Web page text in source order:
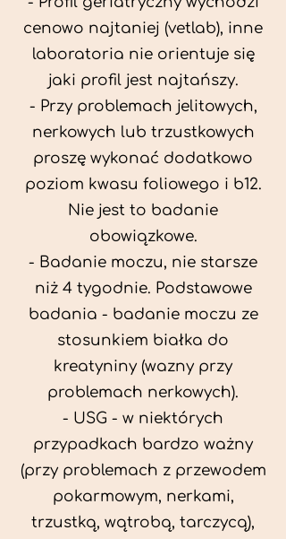
cenowo najtaniej (vetlab), inne
laboratoria nie orientuje się
jaki profil jest najtańszy.
- Przy problemach jelitowych,
nerkowych lub trzustkowych
proszę wykonać dodatkowo
poziom kwasu foliowego i b12.
Nie jest to badanie
obowiązkowe.
- Badanie moczu, nie starsze
niż 4 tygodnie. Podstawowe
badania - badanie moczu ze
stosunkiem białka do
kreatyniny (wazny przy
problemach nerkowych).
- USG - w niektórych
przypadkach bardzo ważny
(przy problemach z przewodem
pokarmowym, nerkami,
trzustką, wątrobą, tarczycą),